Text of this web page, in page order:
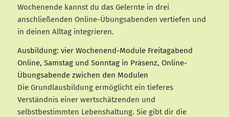
Wochenende kannst du das Gelernte in drei
anschließenden Online-Übungsabenden vertiefen und
in deinen Alltag integrieren.
Ausbildung: vier Wochenend-Module Freitagabend
Online, Samstag und Sonntag in Präsenz, Online-
Übungsabende zwichen den Modulen
Die Grundlausbildung ermöglicht ein tieferes
Verständnis einer wertschätzenden und
selbstbestimmten Lebenshaltung. Sie gibt dir die